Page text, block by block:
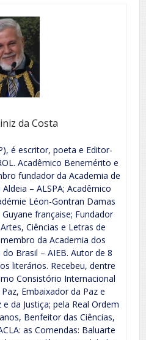
da Costa
é escritor, poeta e Editor-
Acadêmico Benemérito e
fundador da Academia de
– ALSPA; Acadêmico
Léon-Gontran Damas
française; Fundador
Ciências e Letras de
da Academia dos
Brasil – AIEB. Autor de 8
literários. Recebeu, dentre
Consistório Internacional
Embaixador da Paz e
da Justiça; pela Real Ordem
Benfeitor das Ciências,
as Comendas: Baluarte